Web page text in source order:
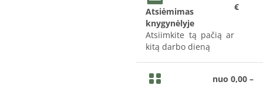
Atsiėmimas
knygynėlyje
Atsiimkite tą pačią ar
kitą darbo dieną
€
nuo 0,00 –